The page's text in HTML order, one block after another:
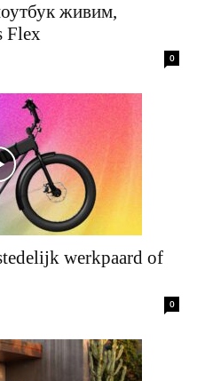
живим,
Flex
0
werkpaard of
0